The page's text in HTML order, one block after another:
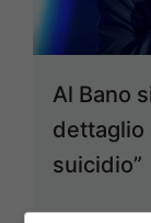
Al Bano
dettaglio
suicidio”